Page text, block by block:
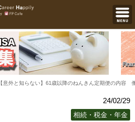
【意外と知らない】61歳以降のねんきん定期便の内容
24/02/29
相続・税金・年金